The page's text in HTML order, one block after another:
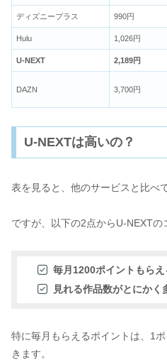
ディズニープラス 990円
Hulu 1,026円
U-NEXT 2,189円
DAZN 3,700円
U-NEXTは高いの？
表を見ると、他のサービスと比べ
ですが、以下の2点からU-NEXTの
毎月1200ポイントもらえ
見れる作品数がとにかく
特に毎月もらえるポイントは、1
きます。